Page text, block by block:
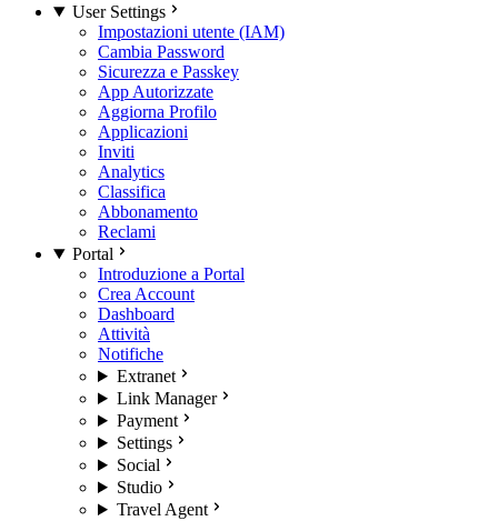
User Settings
Impostazioni utente (IAM)
Cambia Password
Sicurezza e Passkey
App Autorizzate
Aggiorna Profilo
Applicazioni
Inviti
Analytics
Classifica
Abbonamento
Reclami
Portal
Introduzione a Portal
Crea Account
Dashboard
Attività
Notifiche
Extranet
Link Manager
Payment
Settings
Social
Studio
Travel Agent